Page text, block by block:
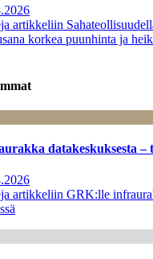
artikkeliin
korkea puunhinta ja
datakeskuksesta –
artikkeliin GRK:lle